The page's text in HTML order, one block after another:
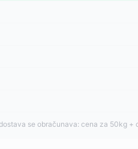
se obračunava: cena za 50kg +